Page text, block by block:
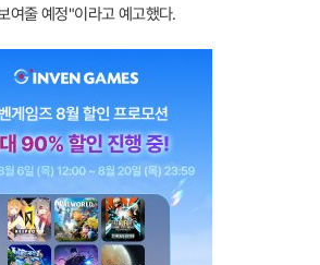
여줄 예정"이라고 예고했다.